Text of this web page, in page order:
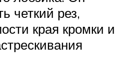
четкий рез,
края кромки и